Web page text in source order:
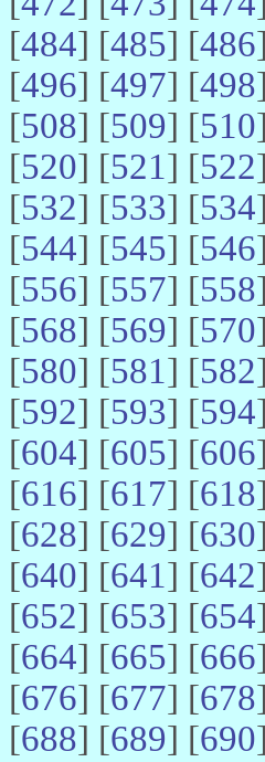
[484] [485] [486
[496] [497] [498
[508] [509] [510
[520] [521] [522
[532] [533] [534
[544] [545] [546
[556] [557] [558
[568] [569] [570
[580] [581] [582
[592] [593] [594
[604] [605] [606
[616] [617] [618
[628] [629] [630
[640] [641] [642
[652] [653] [654
[664] [665] [666
[676] [677] [678
[688] [689] [690